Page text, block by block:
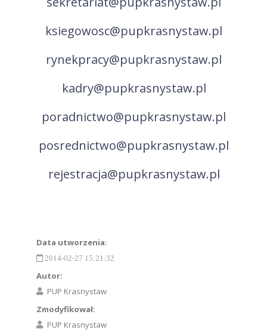
ksiegowosc@pupkrasnystaw.pl
rynekpracy@pupkrasnystaw.pl
kadry@pupkrasnystaw.pl
poradnictwo@pupkrasnystaw.pl
posrednictwo@pupkrasnystaw.pl
rejestracja@pupkrasnystaw.pl
Data utworzenia:
2014-02-27 15:21:32
Autor:
PUP Krasnystaw
Zmodyfikował:
PUP Krasnystaw